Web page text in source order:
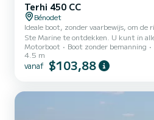
Terhi 450 CC
Bénodet
Ideale boot, zonder vaarbewijs, om de
Ste Marine te ontdekken. U kunt in
van 7 personen en de prachtige rivier
aan tafel genieten van een picknick, of
met behulp van de ladder. Kinderen
van 9.00 tot 17.00 uur = 150 € +
Motorboot Boot zonder bemanning
4.5 m
vanaf $103,88